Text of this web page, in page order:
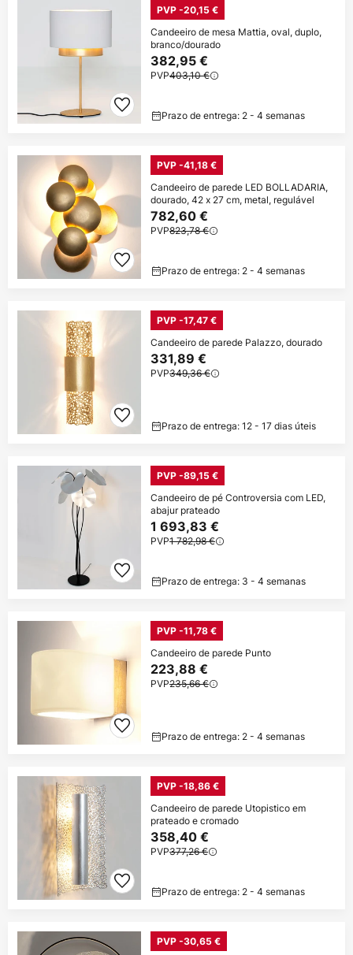
PVP -20,15 €
Candeeiro de mesa Mattia, oval, duplo,
branco/dourado
382,95 €
PVP403,10 €
Prazo de entrega: 2 - 4 semanas
PVP -41,18 €
Candeeiro de parede LED BOLLADARIA,
dourado, 42 x 27 cm, metal, regulável
782,60 €
PVP823,78 €
Prazo de entrega: 2 - 4 semanas
PVP -17,47 €
Candeeiro de parede Palazzo, dourado
331,89 €
PVP349,36 €
Prazo de entrega: 12 - 17 dias úteis
PVP -89,15 €
Candeeiro de pé Controversia com LED,
abajur prateado
1 693,83 €
PVP1 782,98 €
Prazo de entrega: 3 - 4 semanas
PVP -11,78 €
Candeeiro de parede Punto
223,88 €
PVP235,66 €
Prazo de entrega: 2 - 4 semanas
PVP -18,86 €
Candeeiro de parede Utopistico em
prateado e cromado
358,40 €
PVP377,26 €
Prazo de entrega: 2 - 4 semanas
PVP -30,65 €